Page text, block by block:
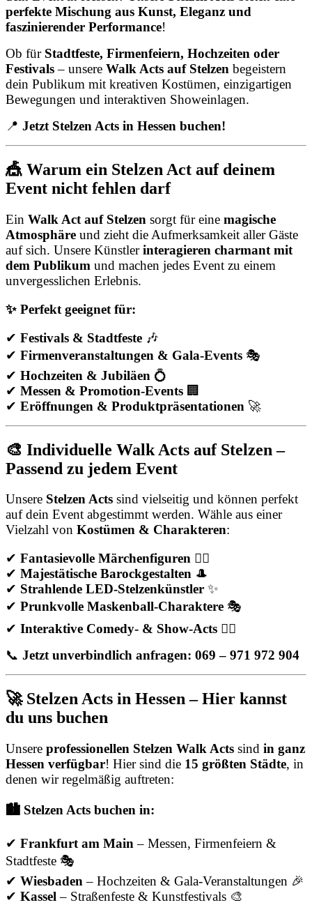
perfekte Mischung aus Kunst, Eleganz und
faszinierender Performance!
Ob für Stadtfeste, Firmenfeiern, Hochzeiten oder
Festivals– unsere Walk Acts auf Stelzen begeistern
dein Publikum mit kreativen Kostümen, einzigartigen
Bewegungen und interaktiven Showeinlagen.
📍 Jetzt Stelzen Acts in Hessen buchen!
🎪 Warum ein Stelzen Act auf deinem
Event nicht fehlen darf
Ein Walk Act auf Stelzen sorgt für eine magische
Atmosphäre und zieht die Aufmerksamkeit aller Gäste
auf sich. Unsere Künstlerinteragieren charmant mit
dem Publikum und machen jedes Event zu einem
unvergesslichen Erlebnis.
✨ Perfekt geeignet für:
✔ Festivals & Stadtfeste 🎶
✔ Firmenveranstaltungen & Gala-Events 🎭
✔ Hochzeiten & Jubiläen 💍
✔ Messen & Promotion-Events 🏢
✔ Eröffnungen & Produktpräsentationen 🚀
🎨 Individuelle Walk Acts auf Stelzen –
Passend zu jedem Event
Unsere Stelzen Acts sind vielseitig und können perfekt
auf dein Event abgestimmt werden. Wähle aus einer
Vielzahl von Kostümen & Charakteren:
✔ Fantasievolle Märchenfiguren 🧚‍♀️
✔ Majestätische Barockgestalten 🎩
✔ Strahlende LED-Stelzenkünstler ✨
✔ Prunkvolle Maskenball-Charaktere 🎭
✔ Interaktive Comedy- & Show-Acts 🤹‍♂️
📞 Jetzt unverbindlich anfragen: 069 – 971 972 904
🚀 Stelzen Acts in Hessen – Hier kannst
du uns buchen
Unsere professionellen Stelzen Walk Acts sind in ganz
Hessen verfügbar! Hier sind die 15 größten Städte, in
denen wir regelmäßig auftreten:
🏙️ Stelzen Acts buchen in:
✔ Frankfurt am Main – Messen, Firmenfeiern &
Stadtfeste 🎭
✔ Wiesbaden – Hochzeiten & Gala-Veranstaltungen 🎉
✔ Kassel – Straßenfeste & Kunstfestivals 🎨